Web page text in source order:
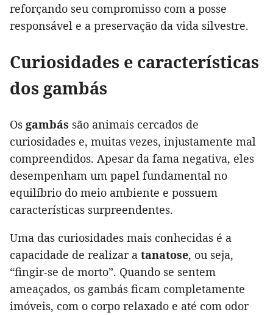
reforçando seu compromisso com a posse
responsável e a preservação da vida silvestre.
Curiosidades e características
dos gambás
Os gambás são animais cercados de
curiosidades e, muitas vezes, injustamente mal
compreendidos. Apesar da fama negativa, eles
desempenham um papel fundamental no
equilíbrio do meio ambiente e possuem
características surpreendentes.
Uma das curiosidades mais conhecidas é a
capacidade de realizar a tanatose, ou seja,
“fingir-se de morto”. Quando se sentem
ameaçados, os gambás ficam completamente
imóveis, com o corpo relaxado e até com odor